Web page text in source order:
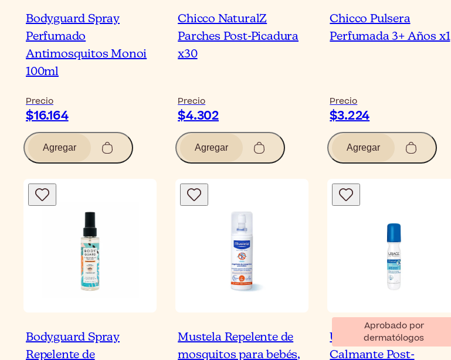
Bodyguard Spray
Perfumado
Antimosquitos Monoi
100ml
Precio
$16.164
Agregar
Chicco NaturalZ
Parches Post-Picadura
x30
Precio
$4.302
Agregar
Chicco Pulsera
Perfumada 3+ Años x1
Precio
$3.224
Agregar
Bodyguard Spray
Repelente de
Mustela Repelente de
mosquitos para bebés,
Aprobado por
dermatólogos
Uriage Pruriced SOS
Calmante Post-